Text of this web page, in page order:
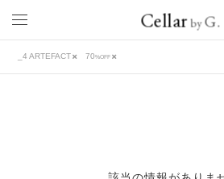
Cellar by G.
_4 ARTEFACT 70%OFF